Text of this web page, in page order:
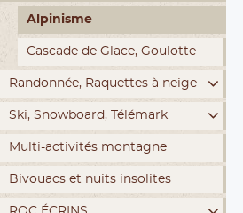
Alpinisme
Cascade de Glace, Goulotte
Randonnée, Raquettes à neige
Ski, Snowboard, Télémark
Multi-activités montagne
Bivouacs et nuits insolites